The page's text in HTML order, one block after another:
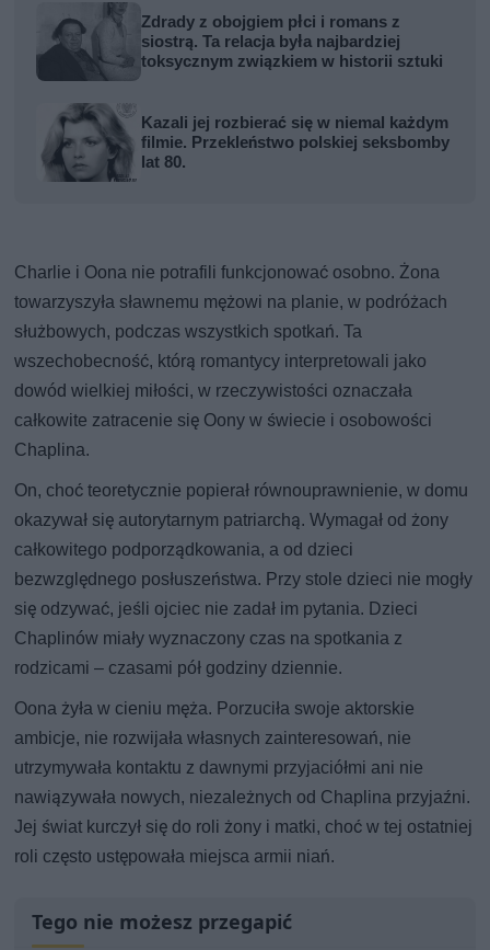
Zdrady z obojgiem płci i romans z
siostrą. Ta relacja była najbardziej
toksycznym związkiem w historii sztuki
Kazali jej rozbierać się w niemal każdym
filmie. Przekleństwo polskiej seksbomby
lat 80.
Charlie i Oona nie potrafili funkcjonować osobno. Żona
towarzyszyła sławnemu mężowi na planie, w podróżach
służbowych, podczas wszystkich spotkań. Ta
wszechobecność, którą romantycy interpretowali jako
dowód wielkiej miłości, w rzeczywistości oznaczała
całkowite zatracenie się Oony w świecie i osobowości
Chaplina.
On, choć teoretycznie popierał równouprawnienie, w domu
okazywał się autorytarnym patriarchą. Wymagał od żony
całkowitego podporządkowania, a od dzieci
bezwzględnego posłuszeństwa. Przy stole dzieci nie mogły
się odzywać, jeśli ojciec nie zadał im pytania. Dzieci
Chaplinów miały wyznaczony czas na spotkania z
rodzicami – czasami pół godziny dziennie.
Oona żyła w cieniu męża. Porzuciła swoje aktorskie
ambicje, nie rozwijała własnych zainteresowań, nie
utrzymywała kontaktu z dawnymi przyjaciółmi ani nie
nawiązywała nowych, niezależnych od Chaplina przyjaźni.
Jej świat kurczył się do roli żony i matki, choć w tej ostatniej
roli często ustępowała miejsca armii niań.
Tego nie możesz przegapić